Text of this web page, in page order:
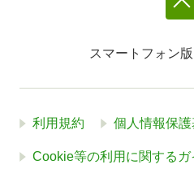
スマートフォン版
利用規約 個人情報保
Cookie等の利用に関するガ